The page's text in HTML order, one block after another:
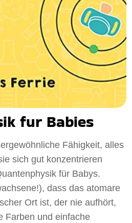
fur Babies
Fähigkeit, alles
sich gut konzentrieren
für Babys.
dass das atomare
Ort ist, der nie aufhört,
Farben und einfache